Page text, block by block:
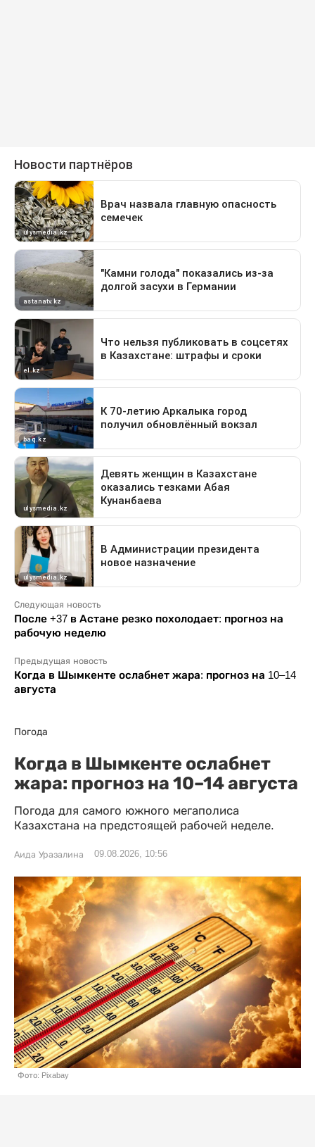
Следующая новость
После +37 в Астане резко похолодает: прогноз на
рабочую неделю
Предыдущая новость
Когда в Шымкенте ослабнет жара: прогноз на 10–14
августа
Погода
Когда в Шымкенте ослабнет
жара: прогноз на 10–14 августа
Погода для самого южного мегаполиса
Казахстана на предстоящей рабочей неделе.
Аида Уразалина 09.08.2026, 10:56
Фото: Pixabay